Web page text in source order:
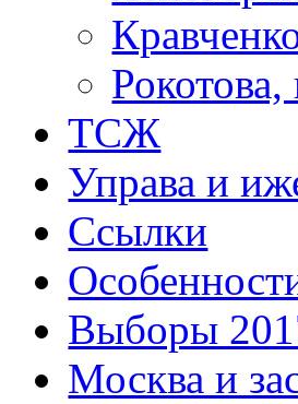
Рокотова,
ТСЖ
Управа и
Ссылки
Выборы
Москва и